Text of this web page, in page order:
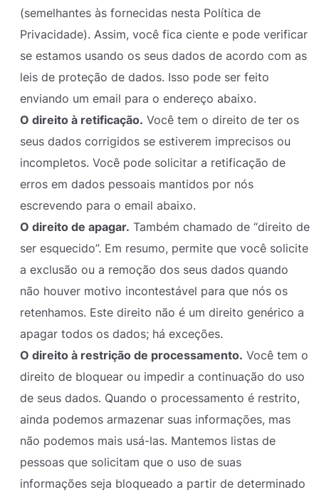
(semelhantes às fornecidas nesta Política de
Privacidade). Assim, você fica ciente e pode verificar
se estamos usando os seus dados de acordo com as
leis de proteção de dados. Isso pode ser feito
enviando um email para o endereço abaixo.
O direito à retificação. Você tem o direito de ter os
seus dados corrigidos se estiverem imprecisos ou
incompletos. Você pode solicitar a retificação de
erros em dados pessoais mantidos por nós
escrevendo para o email abaixo.
O direito de apagar. Também chamado de “direito de
ser esquecido”. Em resumo, permite que você solicite
a exclusão ou a remoção dos seus dados quando
não houver motivo incontestável para que nós os
retenhamos. Este direito não é um direito genérico a
apagar todos os dados; há exceções.
O direito à restrição de processamento. Você tem o
direito de bloquear ou impedir a continuação do uso
de seus dados. Quando o processamento é restrito,
ainda podemos armazenar suas informações, mas
não podemos mais usá-las. Mantemos listas de
pessoas que solicitam que o uso de suas
informações seja bloqueado a partir de determinado